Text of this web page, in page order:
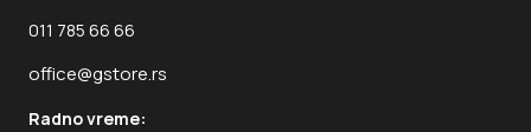
011 785 66 66
office@gstore.rs
Radno vreme: